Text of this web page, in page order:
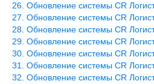
Обновление системы CR
Обновление системы CR
Обновление системы CR
Обновление системы CR
Обновление системы CR
Обновление системы CR
Обновление системы CR